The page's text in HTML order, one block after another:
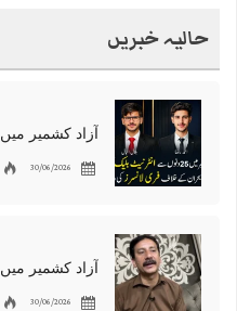
حالیہ خبریں
30/06/2026
30/06/2026